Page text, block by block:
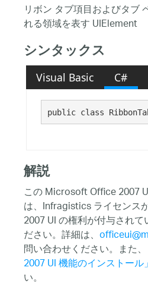
リボン タブ項目およびタブ
れる領域を表す UIElement
シンタックス
Visual Basic C#
public class
解説
この Microsoft Office 2007
は、Infragistics ライセン
2007 UI の権利が付与され
ださい。詳細は、
問い合わせください。また、
2007 UI 機能のインストール」
い。